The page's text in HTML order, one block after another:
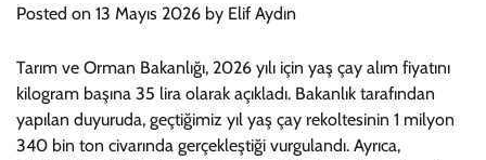
Posted on 13 Mayıs 2026 by Elif Aydın
Tarım ve Orman Bakanlığı, 2026 yılı için yaş çay alım fiyatını
kilogram başına 35 lira olarak açıkladı. Bakanlık tarafından
yapılan duyuruda, geçtiğimiz yıl yaş çay rekoltesinin 1 milyon
340 bin ton civarında gerçekleştiği vurgulandı. Ayrıca,